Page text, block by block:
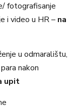
fotografisanje
i video u HR – na
u odmaralištu,
nakon
upit